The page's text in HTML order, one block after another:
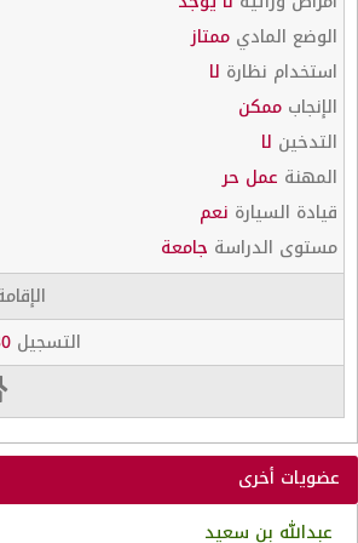
الوضع المادي ممتاز
استخدام نظارة لا
الإنجاب ممكن
التدخين لا
المهنة عمل حر
قيادة السيارة نعم
مستوى الدراسة جامعة
التسجيل
عضويات أخرى
عبدالله بن سعيد